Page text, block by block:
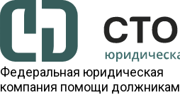
Федеральная юридическая
компания помощи должникам